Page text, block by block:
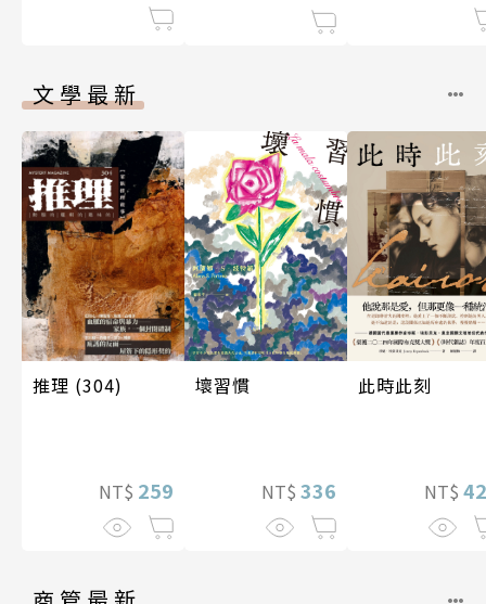
文學最新
推理 (304)
NT$ 259
壞習慣
NT$ 336
此時此刻
NT$